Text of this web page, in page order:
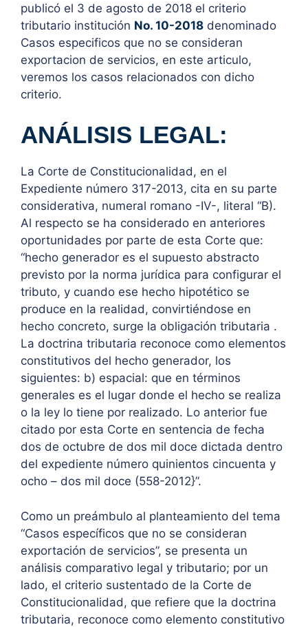
publicó el 3 de agosto de 2018 el criterio
tributario institución No. 10-2018 denominado
Casos especificos que no se consideran
exportacion de servicios, en este articulo,
veremos los casos relacionados con dicho
criterio.
ANÁLISIS LEGAL:
La Corte de Constitucionalidad, en el
Expediente número 317-2013, cita en su parte
considerativa, numeral romano -IV-, literal “B).
Al respecto se ha considerado en anteriores
oportunidades por parte de esta Corte que:
“hecho generador es el supuesto abstracto
previsto por la norma jurídica para configurar el
tributo, y cuando ese hecho hipotético se
produce en la realidad, convirtiéndose en
hecho concreto, surge la obligación tributaria .
La doctrina tributaria reconoce como elementos
constitutivos del hecho generador, los
siguientes: b) espacial: que en términos
generales es el lugar donde el hecho se realiza
o la ley lo tiene por realizado. Lo anterior fue
citado por esta Corte en sentencia de fecha
dos de octubre de dos mil doce dictada dentro
del expediente número quinientos cincuenta y
ocho – dos mil doce (558-2012}”.
Como un preámbulo al planteamiento del tema
“Casos específicos que no se consideran
exportación de servicios”, se presenta un
análisis comparativo legal y tributario; por un
lado, el criterio sustentado de la Corte de
Constitucionalidad, que refiere que la doctrina
tributaria, reconoce como elemento constitutivo